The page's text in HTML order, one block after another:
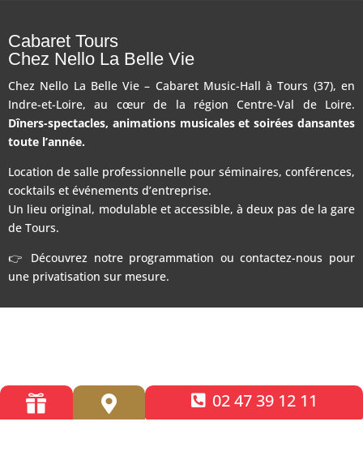
Cabaret Tours
Chez Nello La Belle Vie
Chez Nello La Belle Vie – Cabaret Music-Hall à Tours (37), en
Indre-et-Loire, au cœur de la région Centre-Val de Loire.
Dîners-spectacles, animations musicales et soirées dansantes
toute l’année.
Location de salle professionnelle pour séminaires, conférences,
cocktails et événements d’entreprise.
Un lieu original, modulable et accessible, à deux pas de la gare
de Tours.
👉 Découvrez notre programmation ou contactez-nous pour
une privatisation sur mesure.
  02 47 39 12 11